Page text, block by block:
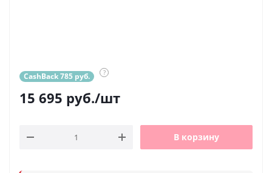
CashBack 785 руб. ?
15 695 руб./шт
В корзину